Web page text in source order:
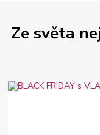
Ze světa